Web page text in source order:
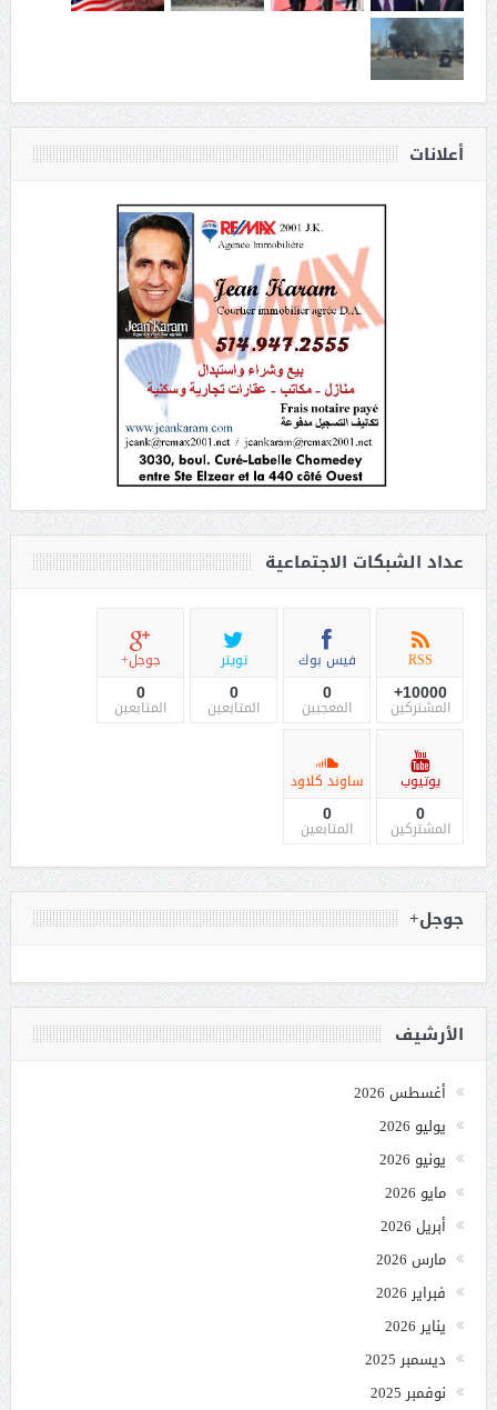
أعلانات
عداد الشبكات الاجتماعية
RSS
10000+
المشتركين
فيس بوك
0
المعجبين
تويتر
0
المتابعين
جوجل+
0
المتابعين
يوتيوب
0
المشتركين
ساوند كلاود
0
المتابعين
جوجل+
الأرشيف
أغسطس 2026
يوليو 2026
يونيو 2026
مايو 2026
أبريل 2026
مارس 2026
فبراير 2026
يناير 2026
ديسمبر 2025
نوفمبر 2025